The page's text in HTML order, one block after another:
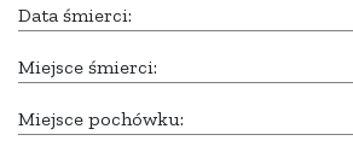
Data śmierci:
Miejsce śmierci:
Miejsce pochówku: